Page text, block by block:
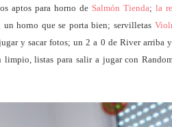
aptos para horno de Salmón Tienda;la
un horno que se porta bien; servilletas
y sacar fotos; un 2 a 0 de River arriba
listas para salir a jugar con